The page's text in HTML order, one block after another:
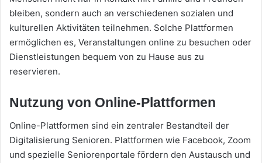
bleiben, sondern auch an verschiedenen sozialen und
kulturellen Aktivitäten teilnehmen. Solche Plattformen
ermöglichen es, Veranstaltungen online zu besuchen oder
Dienstleistungen bequem von zu Hause aus zu
reservieren.
Nutzung von Online-Plattformen
Online-Plattformen sind ein zentraler Bestandteil der
Digitalisierung Senioren. Plattformen wie Facebook, Zoom
und spezielle Seniorenportale fördern den Austausch und